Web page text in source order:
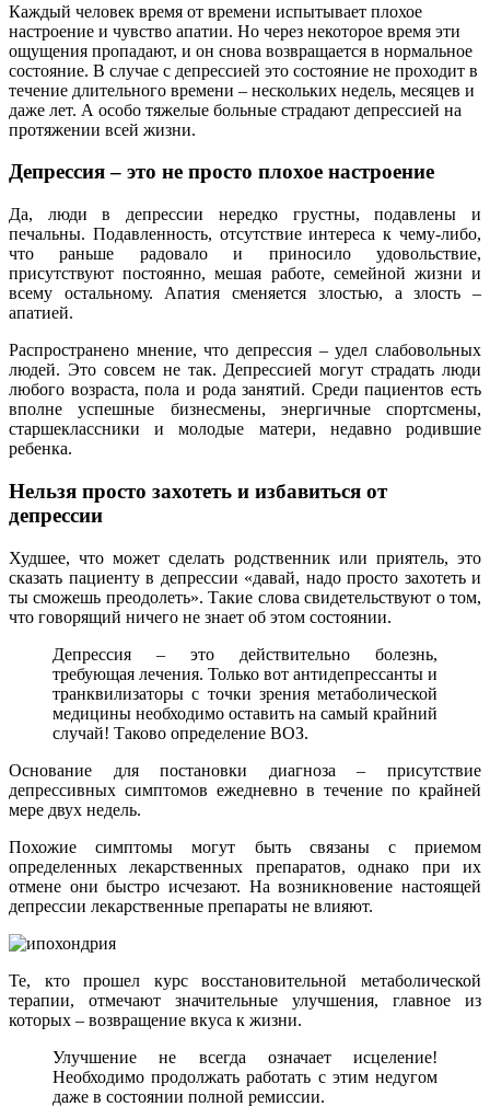
Каждый человек время от времени испытывает плохое
настроение и чувство апатии. Но через некоторое время эти
ощущения пропадают, и он снова возвращается в нормальное
состояние. В случае с депрессией это состояние не проходит в
течение длительного времени – нескольких недель, месяцев и
даже лет. А особо тяжелые больные страдают депрессией на
протяжении всей жизни.
Депрессия – это не просто плохое настроение
Да, люди в депрессии нередко грустны, подавлены и
печальны. Подавленность, отсутствие интереса к чему-либо,
что раньше радовало и приносило удовольствие,
присутствуют постоянно, мешая работе, семейной жизни и
всему остальному. Апатия сменяется злостью, а злость –
апатией.
Распространено мнение, что депрессия – удел слабовольных
людей. Это совсем не так. Депрессией могут страдать люди
любого возраста, пола и рода занятий. Среди пациентов есть
вполне успешные бизнесмены, энергичные спортсмены,
старшеклассники и молодые матери, недавно родившие
ребенка.
Нельзя просто захотеть и избавиться от
депрессии
Худшее, что может сделать родственник или приятель, это
сказать пациенту в депрессии «давай, надо просто захотеть и
ты сможешь преодолеть». Такие слова свидетельствуют о том,
что говорящий ничего не знает об этом состоянии.
Депрессия – это действительно болезнь,
требующая лечения. Только вот антидепрессанты и
транквилизаторы с точки зрения метаболической
медицины необходимо оставить на самый крайний
случай! Таково определение ВОЗ.
Основание для постановки диагноза – присутствие
депрессивных симптомов ежедневно в течение по крайней
мере двух недель.
Похожие симптомы могут быть связаны с приемом
определенных лекарственных препаратов, однако при их
отмене они быстро исчезают. На возникновение настоящей
депрессии лекарственные препараты не влияют.
Те, кто прошел курс восстановительной метаболической
терапии, отмечают значительные улучшения, главное из
которых – возвращение вкуса к жизни.
Улучшение не всегда означает исцеление!
Необходимо продолжать работать с этим недугом
даже в состоянии полной ремиссии.